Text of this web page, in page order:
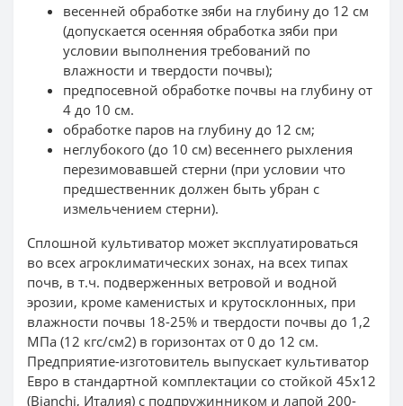
весенней обработке зяби на глубину до 12 см
(допускается осенняя обработка зяби при
условии выполнения требований по
влажности и твердости почвы);
предпосевной обработке почвы на глубину от
4 до 10 см.
обработке паров на глубину до 12 см;
неглубокого (до 10 см) весеннего рыхления
перезимовавшей стерни (при условии что
предшественник должен быть убран с
измельчением стерни).
Сплошной культиватор может эксплуатироваться
во всех агроклиматических зонах, на всех типах
почв, в т.ч. подверженных ветровой и водной
эрозии, кроме каменистых и крутосклонных, при
влажности почвы 18-25% и твердости почвы до 1,2
МПа (12 кгс/см2) в горизонтах от 0 до 12 см.
Предприятие-изготовитель выпускает культиватор
Евро в стандартной комплектации со стойкой 45х12
(Bianchi, Италия) с подпружинником и лапой 200-